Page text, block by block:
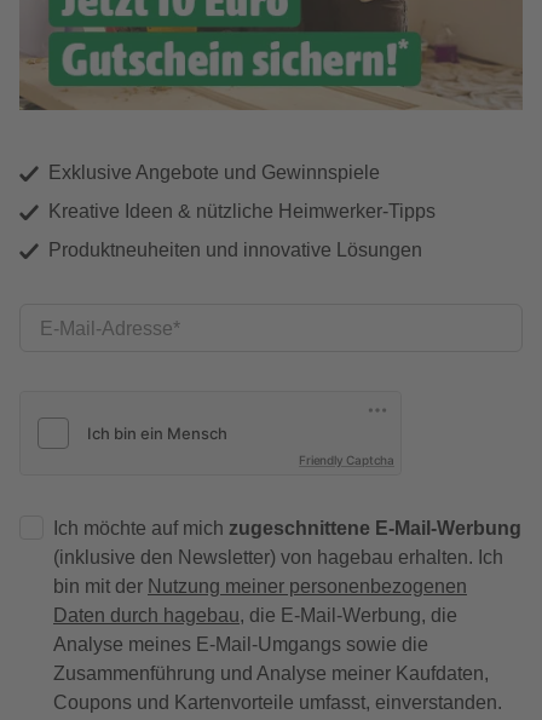
Exklusive Angebote und Gewinnspiele
Kreative Ideen & nützliche Heimwerker-Tipps
Produktneuheiten und innovative Lösungen
E-Mail-Adresse
Friendly Captcha
Ich möchte auf mich zugeschnittene E-Mail-Werbung
(inklusive den Newsletter) von hagebau erhalten. Ich
bin mit der Nutzung meiner personenbezogenen
Daten durch hagebau, die E-Mail-Werbung, die
Analyse meines E-Mail-Umgangs sowie die
Zusammenführung und Analyse meiner Kaufdaten,
Coupons und Kartenvorteile umfasst, einverstanden.